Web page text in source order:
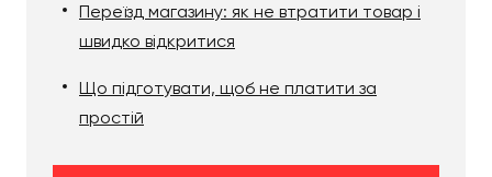
Переїзд магазину: як не втратити товар і
швидко відкритися
Що підготувати, щоб не платити за
простій